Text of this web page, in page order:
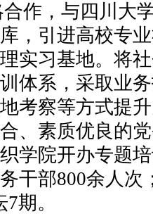
合作，与四川大
，引进高校专
实习基地。将
体系，采取业
考察等方式提
、素质优良的
学院开办专题
干部800余人次
期。